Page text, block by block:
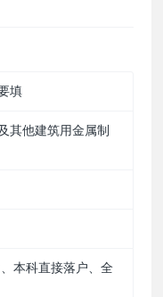
填
其他建筑用金属制
本科直接落户、全